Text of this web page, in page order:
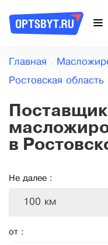
Главная
Ростовская область
в
Не далее :
100 км
от :